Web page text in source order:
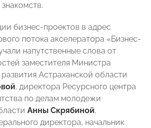
бизнес-проектов в адрес
потока акселератора «Бизнес-
напутственные слова от
заместителя Министра
Астраханской области
, директора Ресурсного центра
по делам молодежи
Анны Скрябиной,
директора, начальник